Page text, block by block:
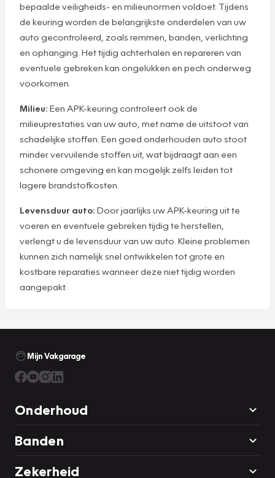
bepaalde veiligheids- en milieunormen voldoet. Tijdens
de keuring worden de belangrijkste onderdelen van uw
auto gecontroleerd, zoals remmen, banden, verlichting
en ophanging. Het tijdig achterhalen en repareren van
eventuele gebreken kan ongelukken en pech onderweg
voorkomen.
Milieu: Een APK-keuring controleert ook de
milieuprestaties van uw auto, met name de uitstoot van
schadelijke stoffen. Een goed onderhouden auto stoot
minder vervuilende stoffen uit, wat bijdraagt aan een
schonere omgeving en kan mogelijk zelfs leiden tot
lagere brandstofkosten.
Levensduur auto: Door jaarlijks uw APK-keuring uit te
voeren en eventuele gebreken tijdig te herstellen,
verlengt u de levensduur van uw auto. Kleine problemen
kunnen zich namelijk snel ontwikkelen tot grote en
kostbare reparaties wanneer deze niet tijdig worden
aangepakt.
Mijn Vakgarage
Onderhoud
Banden
Zekerheid